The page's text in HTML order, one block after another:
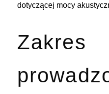
dotyczącej mocy
Zakres